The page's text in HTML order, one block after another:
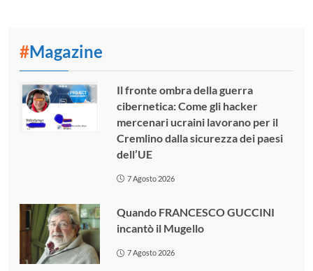
#Magazine
Il fronte ombra della guerra
cibernetica: Come gli hacker
mercenari ucraini lavorano per il
Cremlino dalla sicurezza dei paesi
dell’UE
7 Agosto 2026
Quando FRANCESCO GUCCINI
incantò il Mugello
7 Agosto 2026